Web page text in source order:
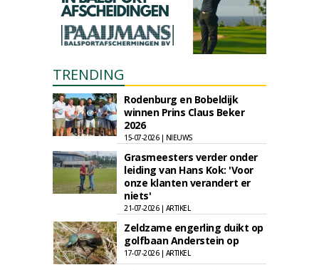
TRENDING
Rodenburg en Bobeldijk
winnen Prins Claus Beker
2026
15-07-2026 | NIEUWS
Grasmeesters verder onder
leiding van Hans Kok: 'Voor
onze klanten verandert er
niets'
21-07-2026 | ARTIKEL
Zeldzame engerling duikt op
golfbaan Anderstein op
17-07-2026 | ARTIKEL